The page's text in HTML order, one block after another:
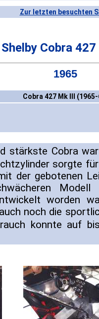
Zur letzten besuchten
Shelby Cobra
1965
Cobra 427 Mk III
stärkste Cobra
sorgte
der gebotenen
worden
noch die
konnte auf